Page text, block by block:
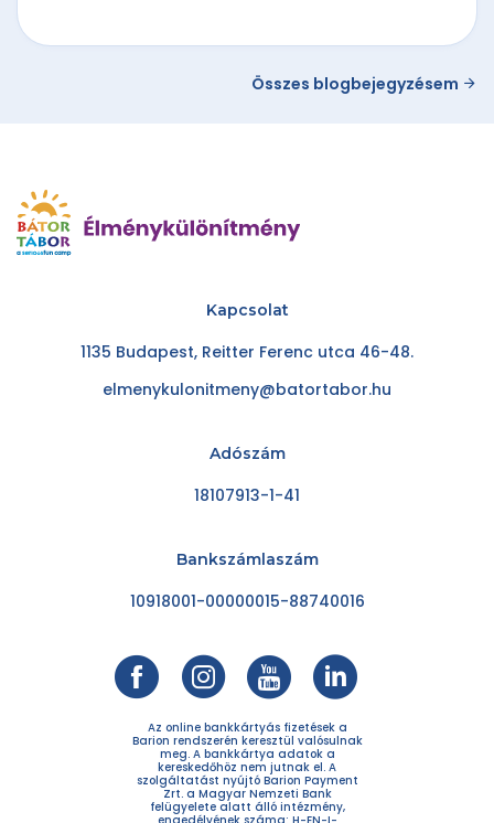
Összes blogbejegyzésem
Kapcsolat
1135 Budapest, Reitter Ferenc utca 46-48.
elmenykulonitmeny@batortabor.hu
Adószám
18107913-1-41
Bankszámlaszám
10918001-00000015-88740016
Az online bankkártyás fizetések a
Barion rendszerén keresztül valósulnak
meg. A bankkártya adatok a
kereskedőhöz nem jutnak el. A
szolgáltatást nyújtó Barion Payment
Zrt. a Magyar Nemzeti Bank
felügyelete alatt álló intézmény,